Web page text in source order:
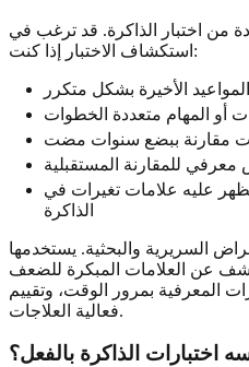
من اختبار الذاكرة. قد ترغب في
استكشاف الاختبار إذا كنت:
الأخيرة بشكل متكرر
أو المهام متعددة الخطوات
مقارنة ببضع سنوات مضت
للمقارنة المستقبلية
عليه علامات تغيرات في
الذاكرة
السريرية والبحثية. يستخدمها
عن العلامات المبكرة للضعف
المعرفية بمرور الوقت، وتقييم
فعالية العلاجات.
اختبارات الذاكرة بالفعل؟